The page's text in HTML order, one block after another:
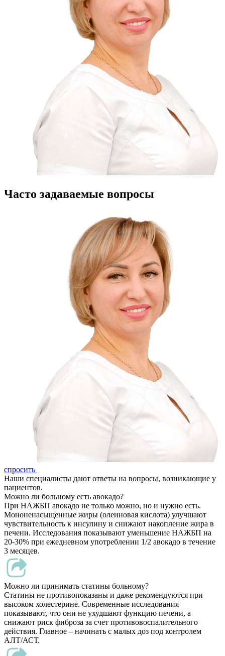
Часто задаваемые вопросы
спросить
Наши специалисты дают ответы на вопросы, возникающие у
пациентов.
Можно ли больному есть авокадо?
При НАЖБП авокадо не только можно, но и нужно есть.
Мононенасыщенные жиры (олеиновая кислота) улучшают
чувствительность к инсулину и снижают накопление жира в
печени. Исследования показывают уменьшение НАЖБП на
20-30% при ежедневном употреблении 1/2 авокадо в течение
3 месяцев.
Можно ли принимать статины больному?
Статины не противопоказаны и даже рекомендуются при
высоком холестерине. Современные исследования
показывают, что они не ухудшают функцию печени, а
снижают риск фиброза за счет противовоспалительного
действия. Главное – начинать с малых доз под контролем
АЛТ/АСТ.